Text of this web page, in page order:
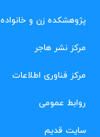
پژوهشکده زن و خانواده
مرکز نشر هاجر
مرکز فناوری اطلاعات
روابط عمومی
سایت قدیم